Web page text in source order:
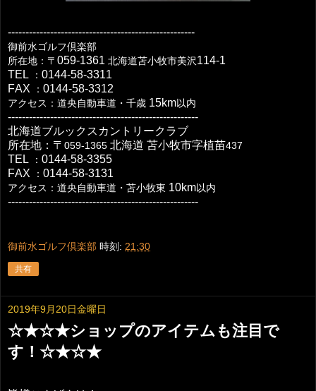
-----------------------------------------------------
御前水ゴルフ倶楽部
所在地：〒 059-1361 北海道苫小牧市美沢 114-1
TEL
： 0144-58-3311
FAX
： 0144-58-3312
アクセス：道央自動車道・千歳 15km以内
------------------------------------------------------
北海道ブルックスカントリークラブ
所在地：〒 059-1365 北海道 苫小牧市字植苗437
TEL ： 0144-58-3355
FAX
： 0144-58-3131
アクセス：道央自動車道・苫小牧東 10km以内
------------------------------------------------------
御前水ゴルフ倶楽部 時刻: 21:30
共有
2019年9月20日金曜日
☆★☆★ショップのアイテムも注目で
す！☆★☆★